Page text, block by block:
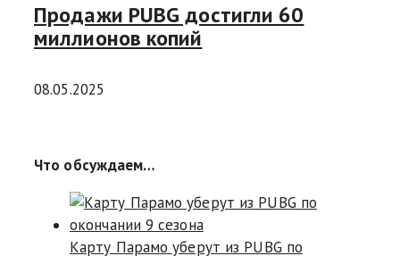
Продажи PUBG достигли 60
миллионов копий
08.05.2025
Что обсуждаем…
Карту Парамо уберут из PUBG по